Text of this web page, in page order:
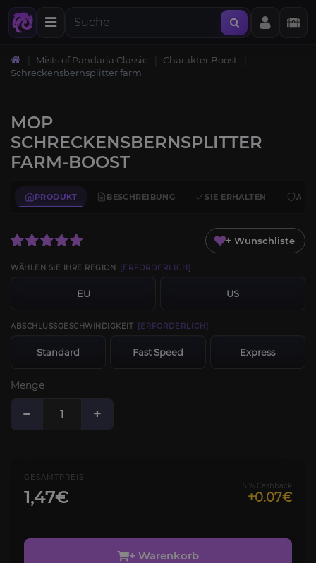
Mists of Pandaria Classic
Charakter Boost
Schreckensbernsplitter farm
MOP
SCHRECKENSBERNSPLITTER
FARM-BOOST
PRODUKT BESCHREIBUNG SIE ERHALTEN
+ Wunschliste
WÄHLEN SIE IHRE REGION [ERFORDERLICH]
EU US
ABSCHLUSSGESCHWINDIGKEIT [ERFORDERLICH]
Standard Fast Speed Express
Menge
− +
GESAMTPREIS
1,47€
5 % Cashback
+0.07€
+ Warenkorb